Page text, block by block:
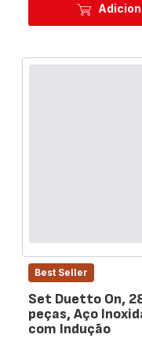
Best Seller
Set Duetto On,
peças, Aço
com Indução